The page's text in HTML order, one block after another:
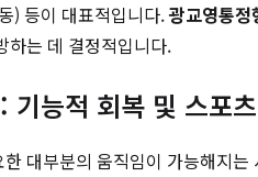
) 등이 대표적입니다.광교영통정
하는 데 결정적입니다.
기능적 회복 및 스포
대부분의 움직임이 가능해지